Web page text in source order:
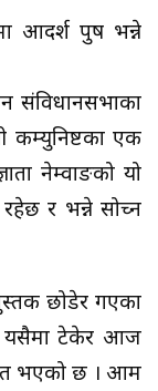
आदर्श पुरुष भन्ने
संविधानसभाका
कम्युनिष्टका एक
नेम्वाङको यो
र भन्ने सोच्न
छोडेर गएका
यसैमा टेकेर आज
भएको छ । आम